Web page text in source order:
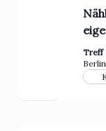
Treff
Berlin